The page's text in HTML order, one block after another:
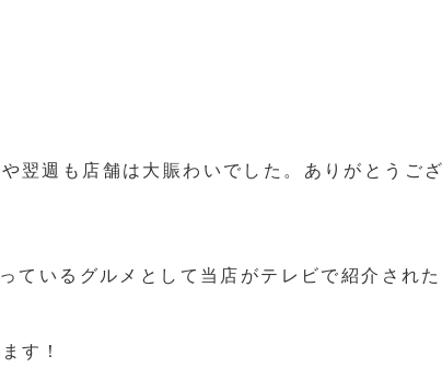
翌週も店舗は大賑わいでした。ありがとうご
ているグルメとして当店がテレビで紹介され
す！